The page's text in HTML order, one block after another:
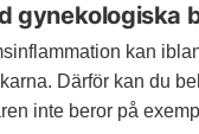
gynekologiska
kan
Därför kan du
inte beror på